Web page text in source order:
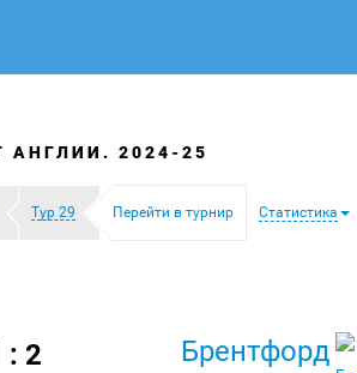
АНГЛИИ. 2024-25
Тур 29 Перейти в турнир Статистика
: 2 Брентфорд